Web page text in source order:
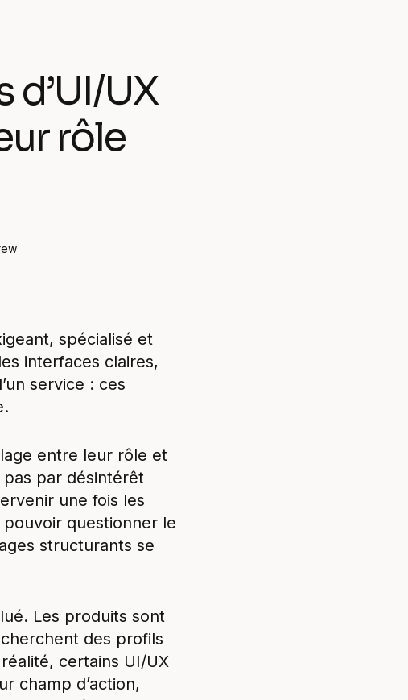
d’UI/UX
rôle
spécialisé et
interfaces claires,
service : ces
entre leur rôle et
par désintérêt
une fois les
questionner le
structurants se
Les produits sont
des profils
certains UI/UX
champ d’action,